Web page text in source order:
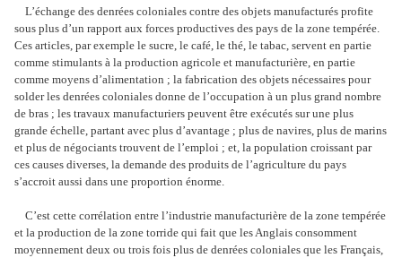
L’échange des denrées coloniales contre des objets manufacturés profite
sous plus d’un rapport aux forces productives des pays de la zone tempérée.
Ces articles, par exemple le sucre, le café, le thé, le tabac, servent en partie
comme stimulants à la production agricole et manufacturière, en partie
comme moyens d’alimentation ; la fabrication des objets nécessaires pour
solder les denrées coloniales donne de l’occupation à un plus grand nombre
de bras ; les travaux manufacturiers peuvent être exécutés sur une plus
grande échelle, partant avec plus d’avantage ; plus de navires, plus de marins
et plus de négociants trouvent de l’emploi ; et, la population croissant par
ces causes diverses, la demande des produits de l’agriculture du pays
s’accroit aussi dans une proportion énorme.
C’est cette corrélation entre l’industrie manufacturière de la zone tempérée
et la production de la zone torride qui fait que les Anglais consomment
moyennement deux ou trois fois plus de denrées coloniales que les Français,